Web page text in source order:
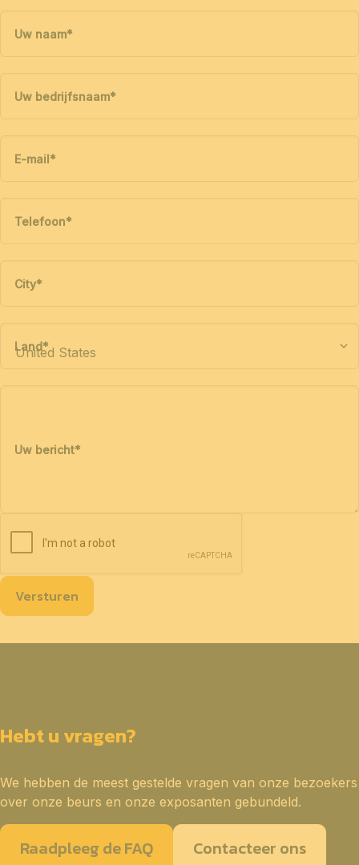
Uw naam*
Uw bedrijfsnaam*
E-mail*
Telefoon*
City*
Land*
Uw bericht*
Versturen
Hebt u vragen?
We hebben de meest gestelde vragen van onze bezoekers
over onze beurs en onze exposanten gebundeld.
Raadpleeg de FAQ Contacteer ons